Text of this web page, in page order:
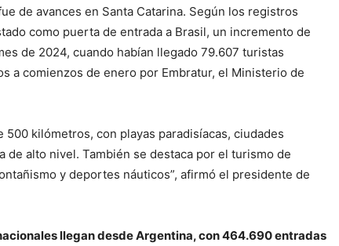
de avances en Santa Catarina. Según los registros
como puerta de entrada a Brasil, un incremento de
de 2024, cuando habían llegado 79.607 turistas
a comienzos de enero por Embratur, el Ministerio de
500 kilómetros, con playas paradisíacas, ciudades
alto nivel. También se destaca por el turismo de
y deportes náuticos”, afirmó el presidente de
llegan desde Argentina, con 464.690 entradas